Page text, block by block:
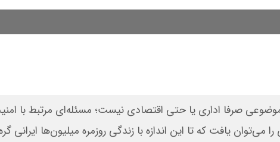
صرفا اداری یا حتی اقتصادی نیست؛ مسئله‌ای مرتبط با
یافت که تا این اندازه با زندگی روزمره میلیون‌ها ایرانی